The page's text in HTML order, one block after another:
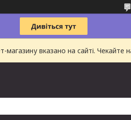
вказано на сайті. Чекайте